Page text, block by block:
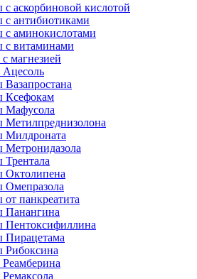
аскорбиновой кислотой
антибиотиками
с аминокислотами
с витаминами
магнезией
Ацесоль
Ксефокам
Мафусола
Метилпреднизолона
Милдроната
Октолипена
Омепразола
панкреатита
Панангина
Пентоксифиллина
Пирацетама
Рибоксина